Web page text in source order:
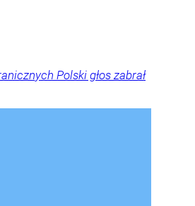
Polski głos zabrał